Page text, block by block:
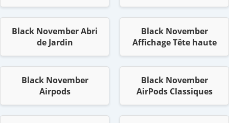
Black November Abri
de Jardin
Black November
Affichage Tête haute
Black November
Airpods
Black November
AirPods Classiques